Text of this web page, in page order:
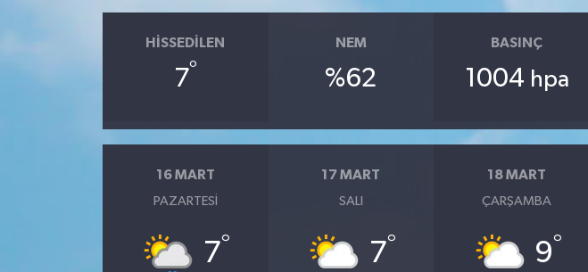
HISSEDILEN
7°
NEM
%62
BASINÇ
1004 hpa
16 MART
PAZARTESI
7°
17 MART
SALI
7°
18 MART
ÇARŞAMBA
9°